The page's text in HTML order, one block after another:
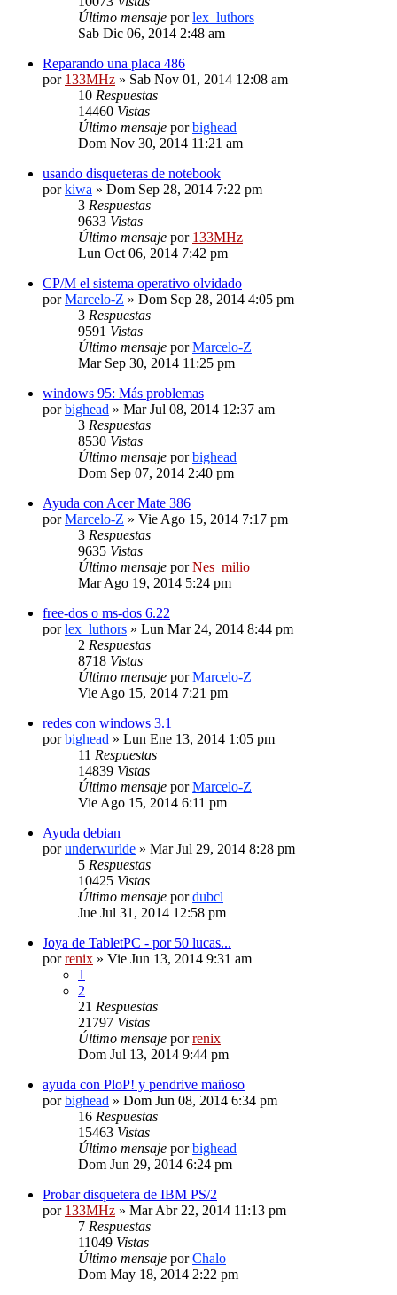
Último mensaje porlex_luthors
Sab Dic 06, 2014 2:48 am
Reparando una placa 486
por 133MHz » Sab Nov 01, 2014 12:08 am
10 Respuestas
14460 Vistas
Último mensaje porbighead
Dom Nov 30, 2014 11:21 am
usando disqueteras de notebook
porkiwa » Dom Sep 28, 2014 7:22 pm
3 Respuestas
9633 Vistas
Último mensaje por 133MHz
Lun Oct 06, 2014 7:42 pm
CP/M el sistema operativo olvidado
porMarcelo-Z » Dom Sep 28, 2014 4:05 pm
3 Respuestas
9591 Vistas
Último mensaje porMarcelo-Z
Mar Sep 30, 2014 11:25 pm
windows 95: Más problemas
porbighead » Mar Jul 08, 2014 12:37 am
3 Respuestas
8530 Vistas
Último mensaje porbighead
Dom Sep 07, 2014 2:40 pm
Ayuda con Acer Mate 386
porMarcelo-Z » Vie Ago 15, 2014 7:17 pm
3 Respuestas
9635 Vistas
Último mensaje porNes_milio
Mar Ago 19, 2014 5:24 pm
free-dos o ms-dos 6.22
porlex_luthors » Lun Mar 24, 2014 8:44 pm
2 Respuestas
8718 Vistas
Último mensaje porMarcelo-Z
Vie Ago 15, 2014 7:21 pm
redes con windows 3.1
porbighead » Lun Ene 13, 2014 1:05 pm
11 Respuestas
14839 Vistas
Último mensaje porMarcelo-Z
Vie Ago 15, 2014 6:11 pm
Ayuda debian
porunderwurlde » Mar Jul 29, 2014 8:28 pm
5 Respuestas
10425 Vistas
Último mensaje pordubcl
Jue Jul 31, 2014 12:58 pm
Joya de TabletPC - por 50 lucas...
porrenix » Vie Jun 13, 2014 9:31 am
1
2
21 Respuestas
21797 Vistas
Último mensaje porrenix
Dom Jul 13, 2014 9:44 pm
ayuda con PloP! y pendrive mañoso
porbighead » Dom Jun 08, 2014 6:34 pm
16 Respuestas
15463 Vistas
Último mensaje porbighead
Dom Jun 29, 2014 6:24 pm
Probar disquetera de IBM PS/2
por 133MHz » Mar Abr 22, 2014 11:13 pm
7 Respuestas
11049 Vistas
Último mensaje porChalo
Dom May 18, 2014 2:22 pm